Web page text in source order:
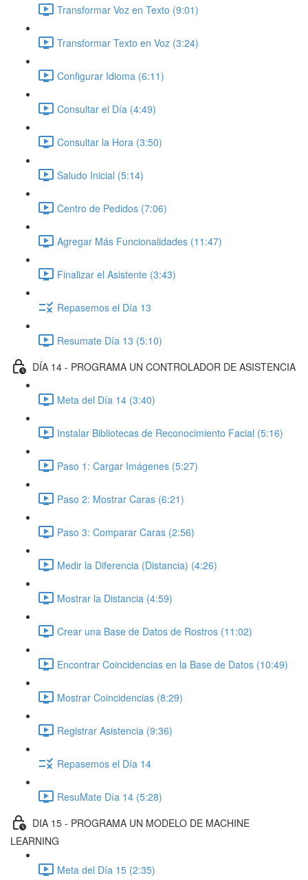
Transformar Voz en Texto (9:01)
Transformar Texto en Voz (3:24)
Configurar Idioma (6:11)
Consultar el Día (4:49)
Consultar la Hora (3:50)
Saludo Inicial (5:14)
Centro de Pedidos (7:06)
Agregar Más Funcionalidades (11:47)
Finalizar el Asistente (3:43)
Repasemos el Día 13
Resumate Día 13 (5:10)
DÍA 14 - PROGRAMA UN CONTROLADOR DE ASISTENCIA
Meta del Día 14 (3:40)
Instalar Bibliotecas de Reconocimiento Facial (5:16)
Paso 1: Cargar Imágenes (5:27)
Paso 2: Mostrar Caras (6:21)
Paso 3: Comparar Caras (2:56)
Medir la Diferencia (Distancia) (4:26)
Mostrar la Distancia (4:59)
Crear una Base de Datos de Rostros (11:02)
Encontrar Coincidencias en la Base de Datos (10:49)
Mostrar Coincidencias (8:29)
Registrar Asistencia (9:36)
Repasemos el Día 14
ResuMate Día 14 (5:28)
DIA 15 - PROGRAMA UN MODELO DE MACHINE
LEARNING
Meta del Día 15 (2:35)